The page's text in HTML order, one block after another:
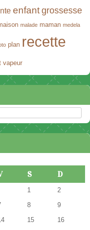
enfant grossesse
malade maman medela
plan recette
vapeur
S D
1 2
8 9
15 16